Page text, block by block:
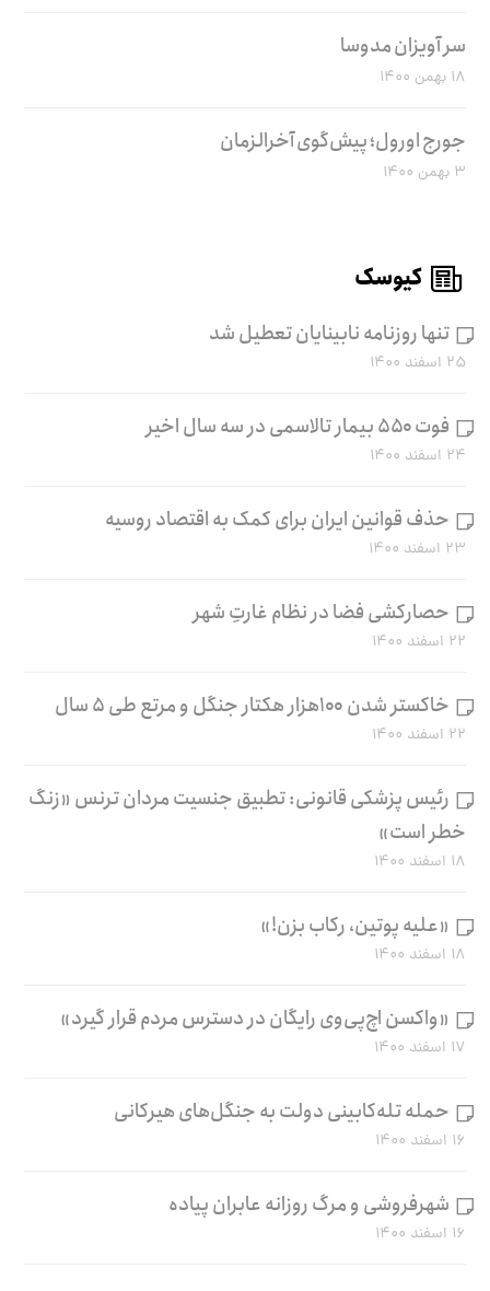
سر آویزان مدوسا
۱۸ بهمن ۱۴۰۰
جورج اورول؛ پیش‌گوی آخرالزمان
۳ بهمن ۱۴۰۰
کیوسک
تنها روزنامه نابینایان تعطیل شد
۲۵ اسفند ۱۴۰۰
فوت ۵۵۰ بیمار تالاسمی در سه سال اخیر
۲۴ اسفند ۱۴۰۰
حذف قوانین ایران برای کمک به اقتصاد روسیه
۲۳ اسفند ۱۴۰۰
حصارکشی فضا در نظام غارتِ شهر
۲۲ اسفند ۱۴۰۰
خاکستر شدن ۱۰۰هزار هکتار جنگل و مرتع طی ۵ سال
۲۲ اسفند ۱۴۰۰
رئیس پزشکی قانونی: تطبیق جنسیت مردان ترنس «زنگ
خطر است»
۱۸ اسفند ۱۴۰۰
«علیه پوتین، رکاب بزن!»
۱۸ اسفند ۱۴۰۰
«واکسن اچ‌پی‌وی رایگان در دسترس مردم قرار گیرد»
۱۷ اسفند ۱۴۰۰
حمله تله‌کابینی دولت به جنگل‌های هیرکانی
۱۶ اسفند ۱۴۰۰
شهرفروشی و مرگ روزانه عابران پیاده
۱۶ اسفند ۱۴۰۰